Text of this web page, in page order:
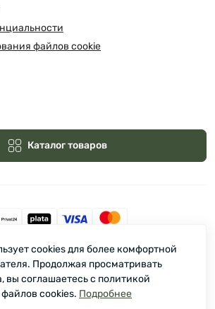
файлов cookie
Каталог товаров
Зелмарт © 2026
cookies для более комфортной
Продолжая просматривать
вы соглашаетесь с политикой
cookies. Подробнее